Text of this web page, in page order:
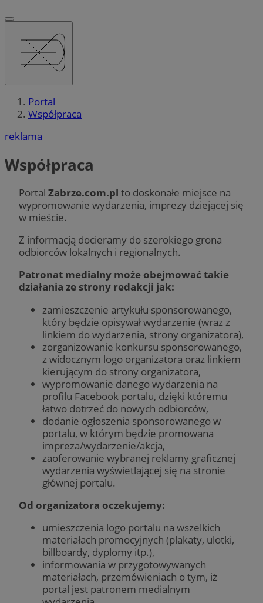
Portal
Współpraca
reklama
Współpraca
Portal Zabrze.com.pl to doskonałe miejsce na
wypromowanie wydarzenia, imprezy dziejącej się
w mieście.
Z informacją docieramy do szerokiego grona
odbiorców lokalnych i regionalnych.
Patronat medialny może obejmować takie
działania ze strony redakcji jak:
zamieszczenie artykułu sponsorowanego,
który będzie opisywał wydarzenie (wraz z
linkiem do wydarzenia, strony organizatora),
zorganizowanie konkursu sponsorowanego,
z widocznym logo organizatora oraz linkiem
kierującym do strony organizatora,
wypromowanie danego wydarzenia na
profilu Facebook portalu, dzięki któremu
łatwo dotrzeć do nowych odbiorców,
dodanie ogłoszenia sponsorowanego w
portalu, w którym będzie promowana
impreza/wydarzenie/akcja,
zaoferowanie wybranej reklamy graficznej
wydarzenia wyświetlającej się na stronie
głównej portalu.
Od organizatora oczekujemy:
umieszczenia logo portalu na wszelkich
materiałach promocyjnych (plakaty, ulotki,
billboardy, dyplomy itp.),
informowania w przygotowywanych
materiałach, przemówieniach o tym, iż
portal jest patronem medialnym